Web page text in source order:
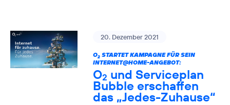
20. Dezember 2021
O2STARTET KAMPAGNE FÜR SEIN
INTERNET@HOME-ANGEBOT:
O2 und Serviceplan
Bubble erschaffen
das „Jedes-Zuhause“